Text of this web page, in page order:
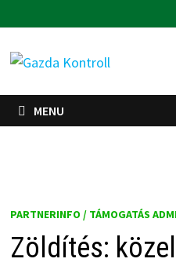
to
content
MENU
PARTNERINFO / TÁMOGATÁS
Zöldítés: